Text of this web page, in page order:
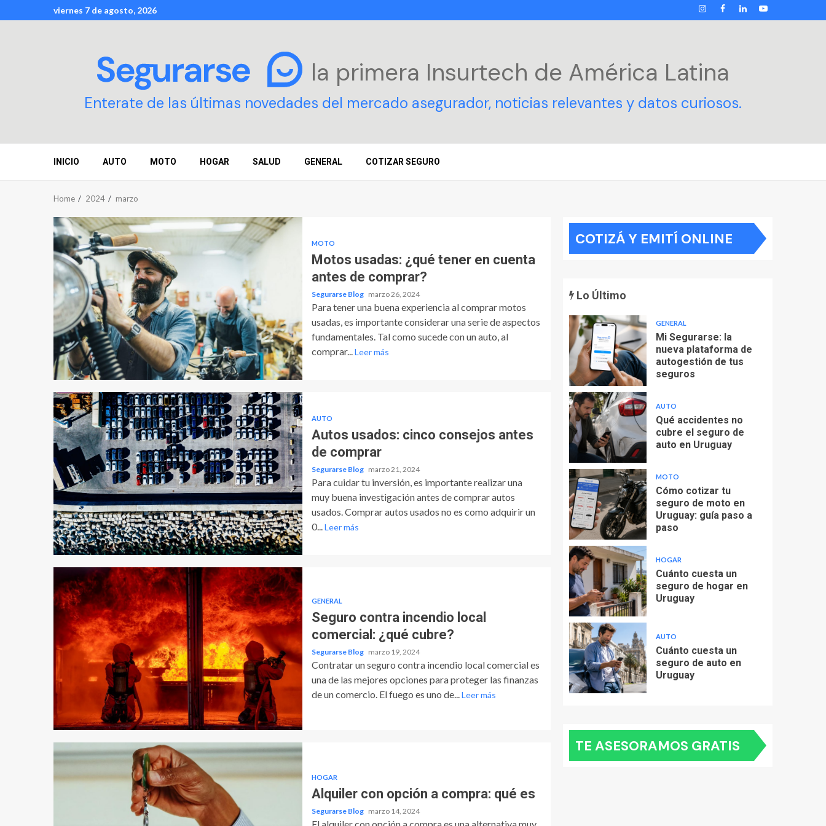
to
viernes 7 de agosto, 2026 INSTAGRAM
FACEBOOK
LINKEDIN
YOUTUBE
la primera Insurtech de América Latina
Enterate de las últimas novedades del mercado asegurador, noticias relevantes y datos curiosos.
INICIO AUTO MOTO HOGAR SALUD GENERAL COTIZAR SEGURO
Home 2024 marzo
MOTO
Motos usadas: ¿qué tener en cuenta
antes de comprar?
Segurarse Blog marzo 26, 2024
Para tener una buena experiencia al comprar motos
usadas, es importante considerar una serie de aspectos
fundamentales. Tal como sucede con un auto, al
comprar... Leer más
AUTO
Autos usados: cinco consejos antes
de comprar
Segurarse Blog marzo 21, 2024
Para cuidar tu inversión, es importante realizar una
muy buena investigación antes de comprar autos
usados. Comprar autos usados no es como adquirir un
0... Leer más
GENERAL
Seguro contra incendio local
comercial: ¿qué cubre?
Segurarse Blog marzo 19, 2024
Contratar un seguro contra incendio local comercial es
una de las mejores opciones para proteger las finanzas
de un comercio. El fuego es uno de... Leer más
HOGAR
Alquiler con opción a compra: qué es
Segurarse Blog marzo 14, 2024
El alquiler con opción a compra es una alternativa muy
COTIZÁ Y EMITÍ ONLINE
Lo Último
GENERAL
Mi Segurarse: la
nueva plataforma de
autogestión de tus
seguros
AUTO
Qué accidentes no
cubre el seguro de
auto en Uruguay
MOTO
Cómo cotizar tu
seguro de moto en
Uruguay: guía paso a
paso
HOGAR
Cuánto cuesta un
seguro de hogar en
Uruguay
AUTO
Cuánto cuesta un
seguro de auto en
Uruguay
TE ASESORAMOS GRATIS